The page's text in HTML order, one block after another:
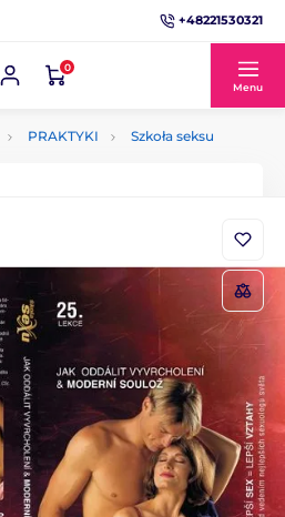
+48221530321
0
Menu
PRAKTYKI Szkoła seksu